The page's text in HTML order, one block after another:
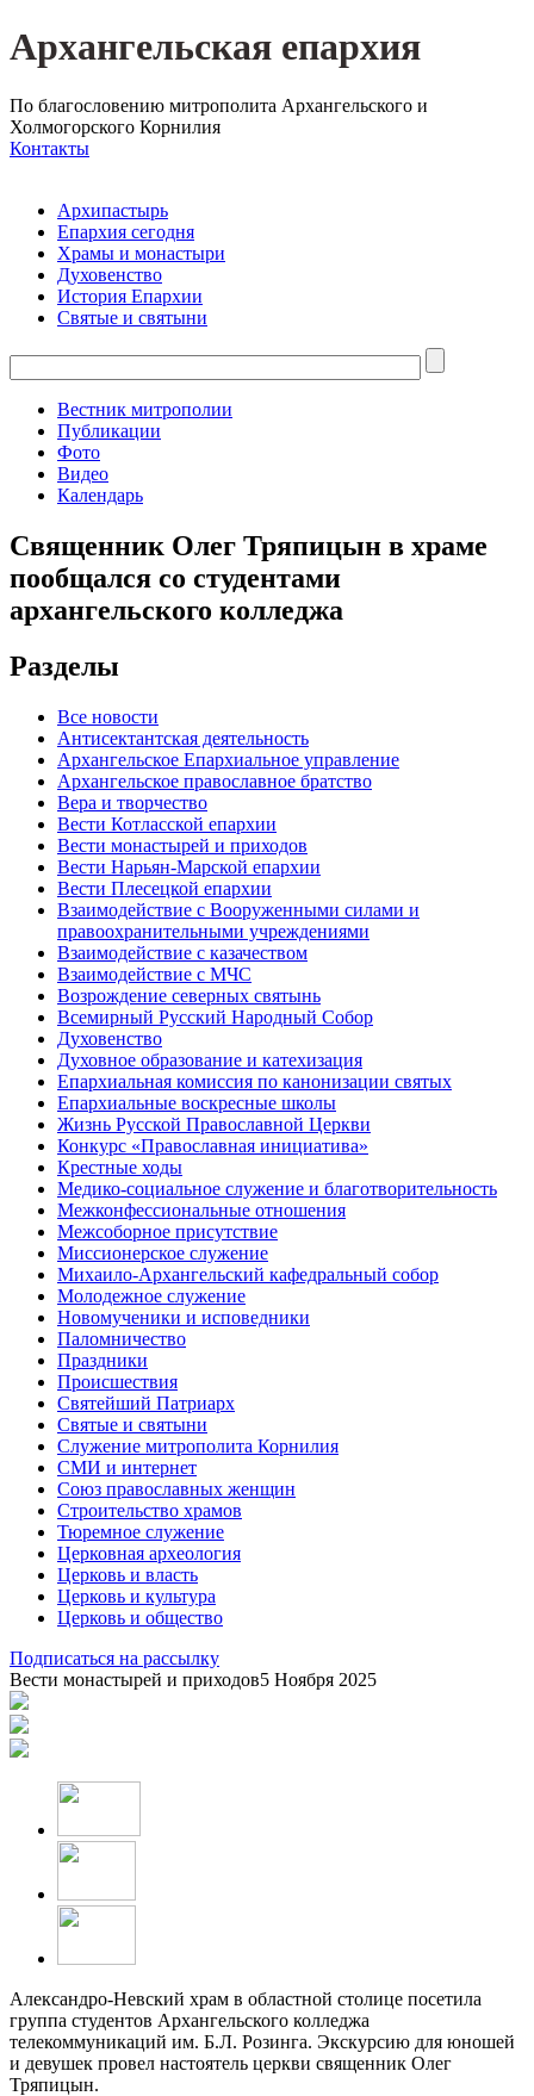
Архангельская епархия
По благословению митрополита Архангельского и
Холмогорского Корнилия
Контакты
Архипастырь
Епархия сегодня
Храмы и монастыри
Духовенство
История Епархии
Святые и святыни
Вестник митрополии
Публикации
Фото
Видео
Календарь
Священник Олег Тряпицын в храме
пообщался со студентами
архангельского колледжа
Разделы
Все новости
Антисектантская деятельность
Архангельское Епархиальное управление
Архангельское православное братство
Вера и творчество
Вести Котласской епархии
Вести монастырей и приходов
Вести Нарьян-Марской епархии
Вести Плесецкой епархии
Взаимодействие с Вооруженными силами и
правоохранительными учреждениями
Взаимодействие с казачеством
Взаимодействие с МЧС
Возрождение северных святынь
Всемирный Русский Народный Собор
Духовенство
Духовное образование и катехизация
Епархиальная комиссия по канонизации святых
Епархиальные воскресные школы
Жизнь Русской Православной Церкви
Конкурс «Православная инициатива»
Крестные ходы
Медико-социальное служение и благотворительность
Межконфессиональные отношения
Межсоборное присутствие
Миссионерское служение
Михаило-Архангельский кафедральный собор
Молодежное служение
Новомученики и исповедники
Паломничество
Праздники
Происшествия
Святейший Патриарх
Святые и святыни
Служение митрополита Корнилия
СМИ и интернет
Союз православных женщин
Строительство храмов
Тюремное служение
Церковная археология
Церковь и власть
Церковь и культура
Церковь и общество
Подписаться на рассылку
Вести монастырей и приходов5 Ноября 2025
Александро-Невский храм в областной столице посетила
группа студентов Архангельского колледжа
телекоммуникаций им. Б.Л. Розинга. Экскурсию для юношей
и девушек провел настоятель церкви священник Олег
Тряпицын.